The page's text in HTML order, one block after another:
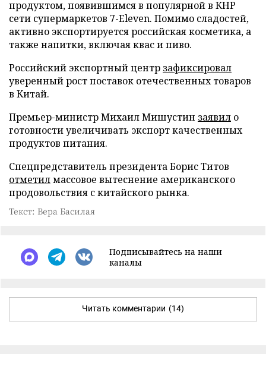
продуктом, появившимся в популярной в КНР
сети супермаркетов 7-Eleven. Помимо сладостей,
активно экспортируется российская косметика, а
также напитки, включая квас и пиво.
Российский экспортный центр зафиксировал
уверенный рост поставок отечественных товаров
в Китай.
Премьер-министр Михаил Мишустин заявил о
готовности увеличивать экспорт качественных
продуктов питания.
Спецпредставитель президента Борис Титов
отметилмассовое вытеснение американского
продовольствия с китайского рынка.
Текст: Вера Басилая
Подписывайтесь на наши
каналы
Читать комментарии (14)